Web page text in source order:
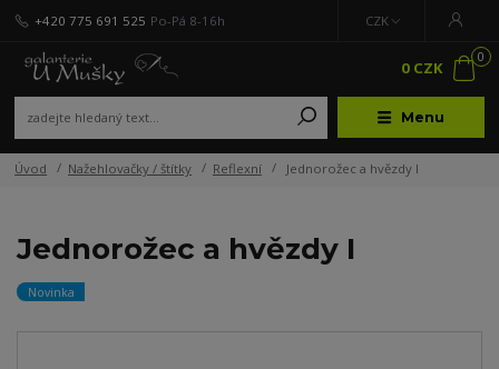
Menu
CZK
+420 775 691 525 Po-Pá 8-16h
0
0 CZK
Úvod Nažehlovačky / štítky Reflexní Jednorožec a hvězdy I
Jednorožec a hvězdy I
Novinka